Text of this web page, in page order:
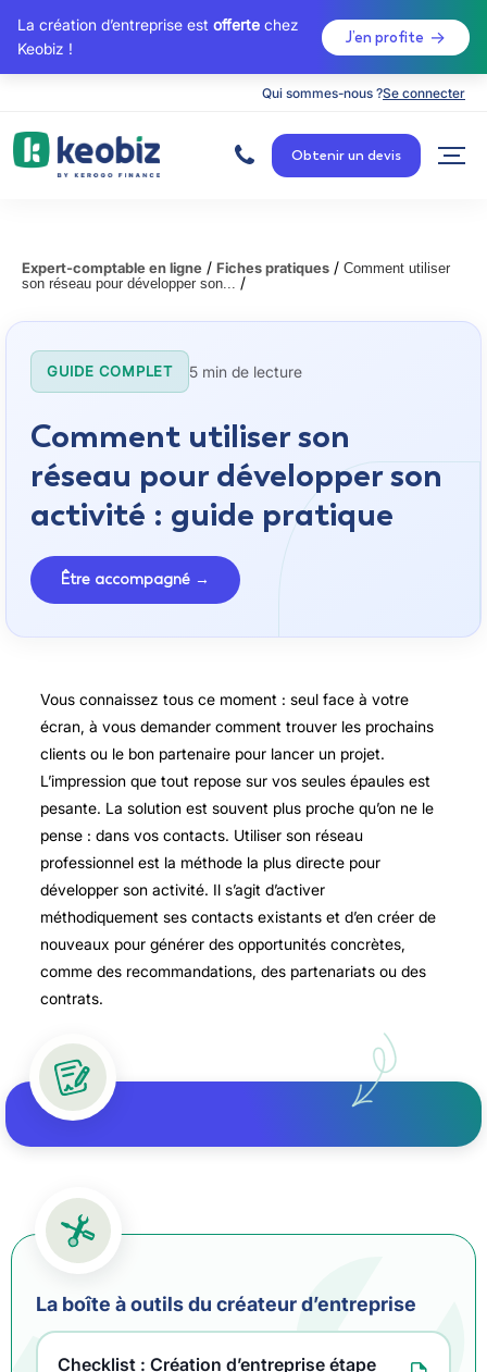
La création d’entreprise est offerte chez
Keobiz !
J’en profite
Qui sommes-nous ?Se connecter
c
c
u
Obtenir un devis
Expert-comptable en ligne / Fiches pratiques / Comment utiliser
son réseau pour développer son... /
GUIDE COMPLET 5 min de lecture
Comment utiliser son
réseau pour développer son
activité : guide pratique
Être accompagné →
Vous connaissez tous ce moment : seul face à votre
écran, à vous demander comment trouver les prochains
clients ou le bon partenaire pour lancer un projet.
L’impression que tout repose sur vos seules épaules est
pesante. La solution est souvent plus proche qu’on ne le
pense : dans vos contacts. Utiliser son réseau
professionnel est la méthode la plus directe pour
développer son activité. Il s’agit d’activer
méthodiquement ses contacts existants et d’en créer de
nouveaux pour générer des opportunités concrètes,
comme des recommandations, des partenariats ou des
contrats.
La boîte à outils du créateur d’entreprise
Checklist : Création d’entreprise étape